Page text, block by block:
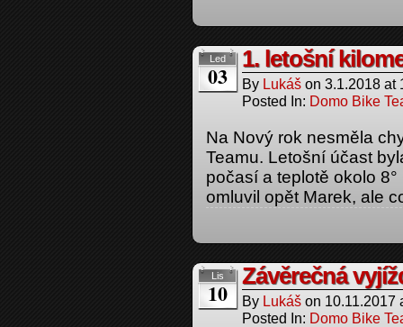
Led
03
1. letošní
By Lukáš on 3.1.2018 at
Posted In: Domo Bike
Na Nový rok nesměla
Teamu. Letošní účast
počasí a teplotě okolo 8°
omluvil opět Marek, ale
Lis
10
Závěrečná
By Lukáš on 10.11.2017
Posted In: Domo Bike